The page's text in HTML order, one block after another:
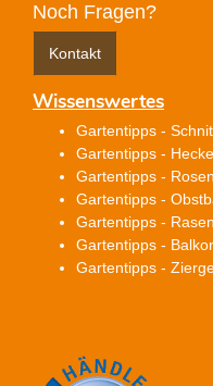
Noch Fragen?
Kontakt
Wissenswertes
Gartentipps -
Gartentipps -
Gartentipps -
Gartentipps -
Gartentipps -
Gartentipps -
Gartentipps -